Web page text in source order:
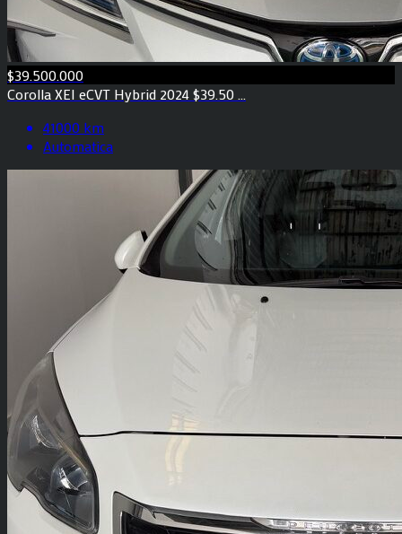
$39.500.000
Corolla XEI eCVT Hybrid 2024 $39.50 ...
41000 km
Automatica